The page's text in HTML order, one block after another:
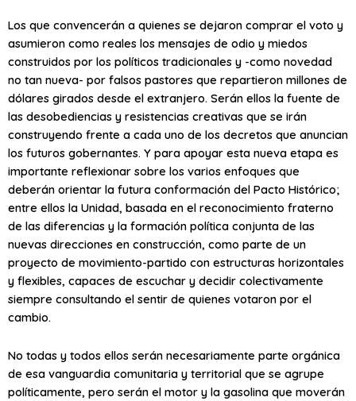
Los que convencerán a quienes se dejaron comprar el voto y
asumieron como reales los mensajes de odio y miedos
construidos por los políticos tradicionales y -como novedad
no tan nueva- por falsos pastores que repartieron millones de
dólares girados desde el extranjero. Serán ellos la fuente de
las desobediencias y resistencias creativas que se irán
construyendo frente a cada uno de los decretos que anuncian
los futuros gobernantes. Y para apoyar esta nueva etapa es
importante reflexionar sobre los varios enfoques que
deberán orientar la futura conformación del Pacto Histórico;
entre ellos la Unidad, basada en el reconocimiento fraterno
de las diferencias y la formación política conjunta de las
nuevas direcciones en construcción, como parte de un
proyecto de movimiento-partido con estructuras horizontales
y flexibles, capaces de escuchar y decidir colectivamente
siempre consultando el sentir de quienes votaron por el
cambio.
No todas y todos ellos serán necesariamente parte orgánica
de esa vanguardia comunitaria y territorial que se agrupe
políticamente, pero serán el motor y la gasolina que moverán